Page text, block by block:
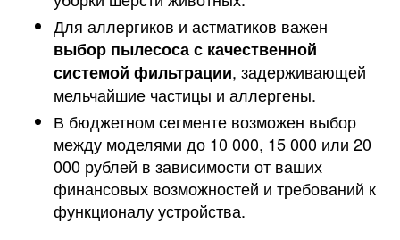
Для аллергиков и астматиков важен
выбор пылесоса с качественной
системой фильтрации, задерживающей
мельчайшие частицы и аллергены.
В бюджетном сегменте возможен выбор
между моделями до 10 000, 15 000 или 20
000 рублей в зависимости от ваших
финансовых возможностей и требований к
функционалу устройства.